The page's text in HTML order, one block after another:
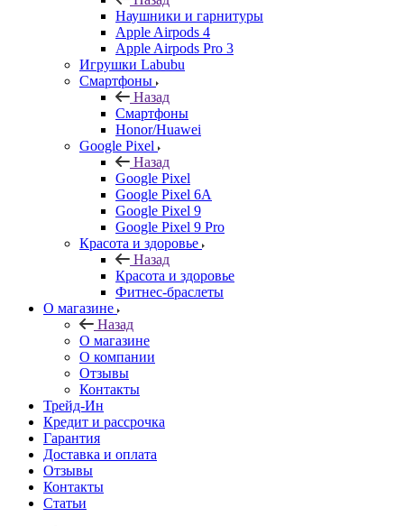
Наушники и гарнитуры
Apple Airpods 4
Apple Airpods Pro 3
Игрушки Labubu
Смартфоны
Назад
Смартфоны
Honor/Huawei
Google Pixel
Назад
Google Pixel
Google Pixel 6A
Google Pixel 9
Google Pixel 9 Pro
Красота и здоровье
Назад
Красота и здоровье
Фитнес-браслеты
О магазине
Назад
О магазине
О компании
Отзывы
Контакты
Трейд-Ин
Кредит и рассрочка
Гарантия
Доставка и оплата
Отзывы
Контакты
Статьи